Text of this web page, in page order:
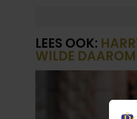
LEES OOK:
WILDE